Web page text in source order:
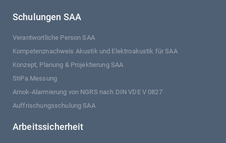
Schulungen SAA
Verantwortliche Person SAA
Kompetenznachweis Akustik und Elektroakustik für SAA
Konzept, Planung & Projektierung SAA
StiPa Messung
Amok-Alarmierung von NGRS nach DIN VDE V 0827
Auffrischungsschulung SAA
Arbeitssicherheit